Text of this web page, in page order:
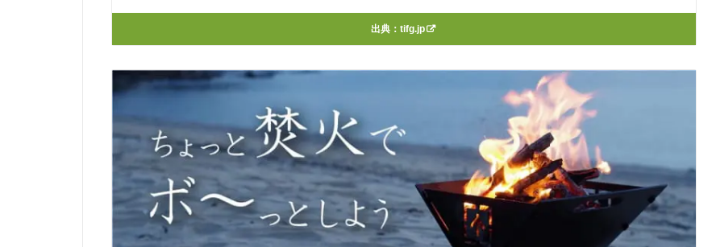
出典： tifg.jp